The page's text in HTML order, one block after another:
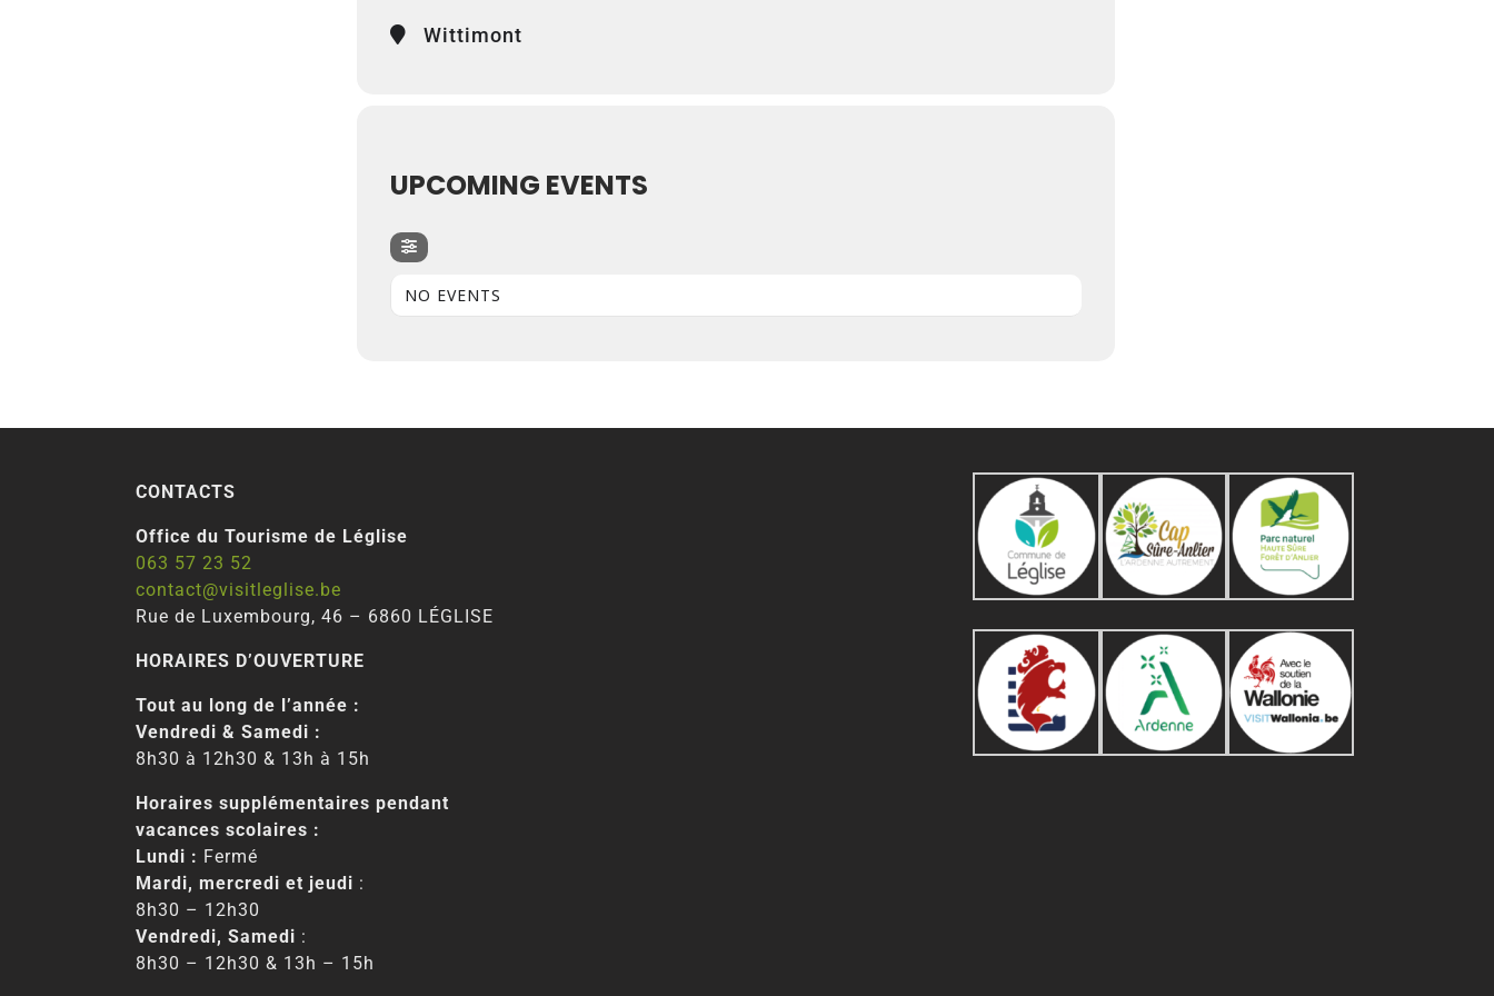
Wittimont
UPCOMING EVENTS
NO EVENTS
CONTACTS
Office du Tourisme de Léglise
063 57 23 52
contact@visitleglise.be
Rue de Luxembourg, 46 – 6860 LÉGLISE
HORAIRES D’OUVERTURE
Tout au long de l’année :
Vendredi & Samedi :
8h30 à 12h30 & 13h à 15h
Horaires supplémentaires pendant
vacances scolaires :
Lundi : Fermé
Mardi, mercredi et jeudi :
8h30 – 12h30
Vendredi, Samedi :
8h30 – 12h30 & 13h – 15h